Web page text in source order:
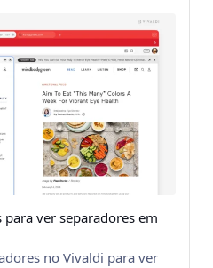
ver separadores em
no Vivaldi para ver